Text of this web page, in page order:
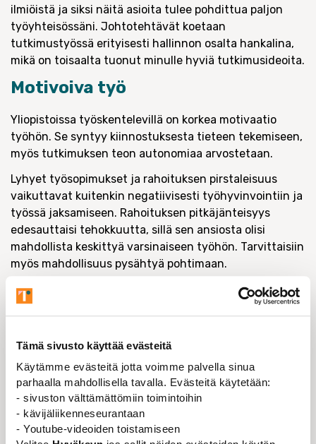
Tämä sivusto käyttää evästeitä
Käytämme evästeitä jotta voimme palvella sinua
parhaalla mahdollisella tavalla. Evästeitä käytetään:
- sivuston välttämättömiin toimintoihin
- kävijäliikenneseurantaan
- Youtube-videoiden toistamiseen
ilmiöistä ja siksi näitä asioita tulee pohdittua paljon
työyhteisössäni. Johtotehtävät koetaan
tutkimustyössä erityisesti hallinnon osalta hankalina,
mikä on toisaalta tuonut minulle hyviä tutkimusideoita.
Motivoiva työ
Yliopistoissa työskentelevillä on korkea motivaatio
työhön. Se syntyy kiinnostuksesta tieteen tekemiseen,
myös tutkimuksen teon autonomiaa arvostetaan.
Lyhyet työsopimukset ja rahoituksen pirstaleisuus
vaikuttavat kuitenkin negatiivisesti työhyvinvointiin ja
työssä jaksamiseen. Rahoituksen pitkäjänteisyys
edesauttaisi tehokkuutta, sillä sen ansiosta olisi
mahdollista keskittyä varsinaiseen työhön. Tarvittaisiin
myös mahdollisuus pysähtyä pohtimaan.
Intohimo tieteeseen saa monet yliopistolaiset
tekemään hurjasti töitä. Nykyään työuupumuksesta
työuupumukselle ei ole vielä omaa diagnoosia, kyse on
sairastua muun muassa masennukseen.
— Kyse ei ole siis hetkellisestä voimakkaasta
väsymyskohtauksesta. Varmasti myös yliopistolla on
paljon jaksamisen liittyviä ongelmia ja stressiä, josta ei